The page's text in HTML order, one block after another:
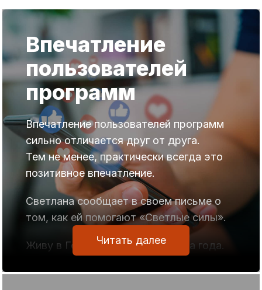
Впечатление
пользователей
программ
Впечатление пользователей программ
сильно отличается друг от друга.
Тем не менее, практически всегда это
позитивное впечатление.
Светлана сообщает в своем письме о
том, как ей помогают «Светлые силы».
Живу в Германии без малого два года.
намеревалась уехать обратно на
Читать далее